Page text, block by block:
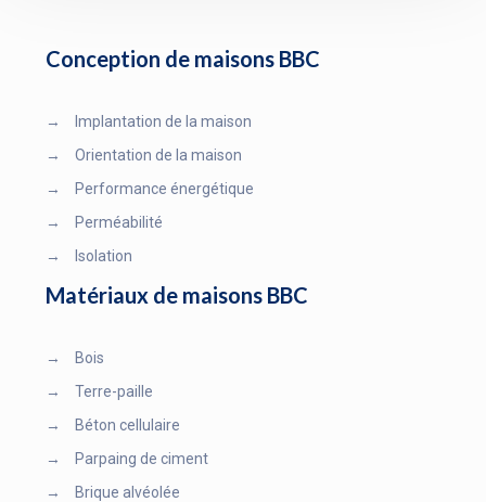
Conception de maisons BBC
→
Implantation de la maison
→
Orientation de la maison
→
Performance énergétique
→
Perméabilité
→
Isolation
Matériaux de maisons BBC
→
Bois
→
Terre-paille
→
Béton cellulaire
→
Parpaing de ciment
→
Brique alvéolée